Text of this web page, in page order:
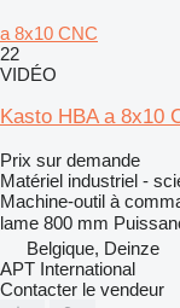
a 8x10 CNC
22
VIDÉO
Kasto HBA a 8x10
Prix sur demande
Matériel industriel -
Machine-outil à
lame 800 mm
Belgique, Deinze
APT International
Contacter le vendeur